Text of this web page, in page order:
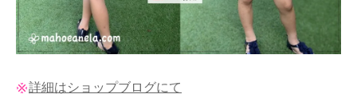
詳細はショップブログにて